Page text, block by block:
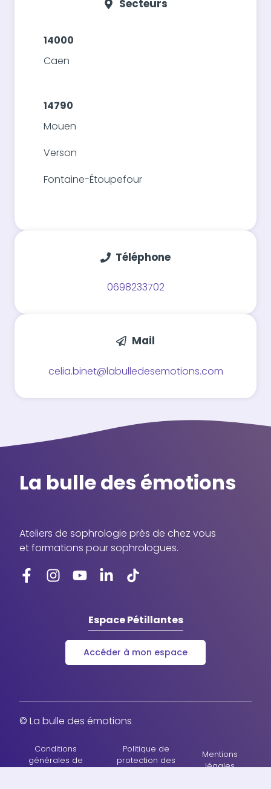
Secteurs
14000
Caen
14790
Mouen
Verson
Fontaine-Étoupefour
Téléphone
0698233702
Mail
celia.binet@labulledesemotions.com
La bulle des émotions
Ateliers de sophrologie près de chez vous
et formations pour sophrologues.
Espace Pétillantes
Accéder à mon espace
© La bulle des émotions
Conditions
générales de
Politique de
protection des
Mentions
légales